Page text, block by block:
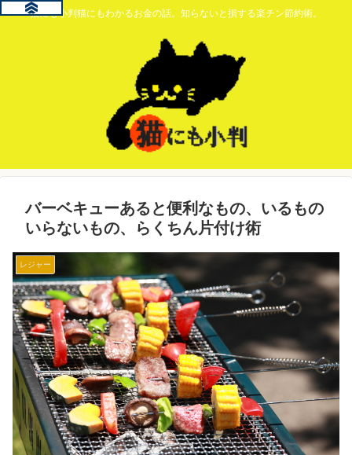
猫にも小判猫にもわかるお金の話。知らないと損する楽チン節約術。
バーベキューあると便利なもの、いるもの
いらないもの、らくちん片付け術
レジャー